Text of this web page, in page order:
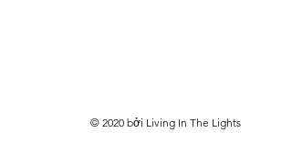
© 2020 bởi Living In The Lights